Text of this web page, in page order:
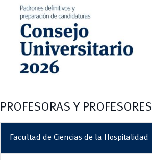
PROFESORAS Y PROFESORES
Facultad de Ciencias de la Hospitalidad